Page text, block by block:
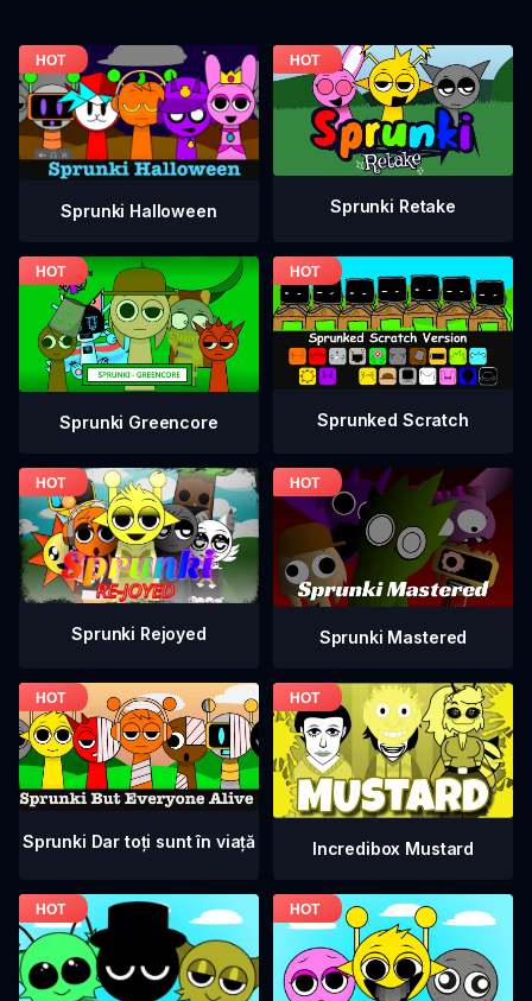
Sprunki Halloween Sprunki Retake
Sprunki Greencore Sprunked Scratch
Sprunki Rejoyed Sprunki Mastered
Sprunki Dar toți sunt în viață Incredibox Mustard